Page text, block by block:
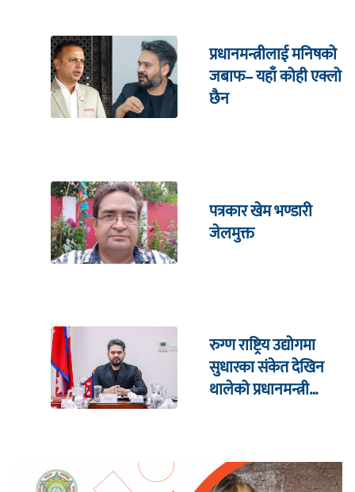
प्रधानमन्त्रीलाई मनिषको
जबाफ– यहाँ कोही एक्लो
छैन
पत्रकार खेम भण्डारी
जेलमुक्त
रुग्ण राष्ट्रिय उद्योगमा
सुधारका संकेत देखिन
थालेको प्रधानमन्त्री